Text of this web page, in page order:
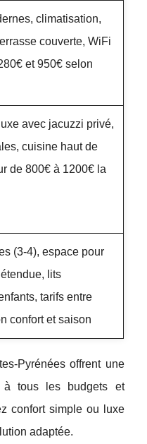
climatisation,
couverte, WiFi
et 950€ selon
avec jacuzzi privé,
cuisine haut de
de 800€ à 1200€ la
(3-4), espace pour
lits
tarifs entre
confort et saison
Pyrénées offrent une
à tous les budgets et
confort simple ou luxe
adaptée.